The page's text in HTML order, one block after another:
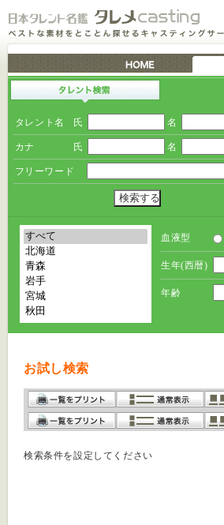
タレント名 氏 名
カナ 氏 名
フリーワード
血液型
生年(西暦)
年齢
お試し検索
検索条件を設定してください